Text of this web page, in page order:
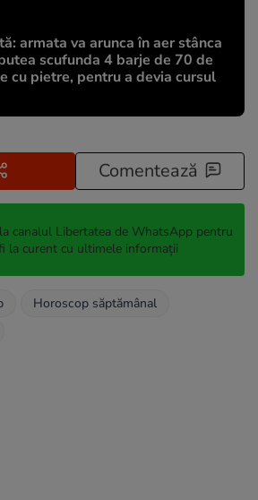
armata va arunca în aer stânca
scufunda 4 barje de 70 de
cu pietre, pentru a devia cursul
Comentează
canalul Libertatea de WhatsApp pentru
la curent cu ultimele informații
Horoscop săptămânal